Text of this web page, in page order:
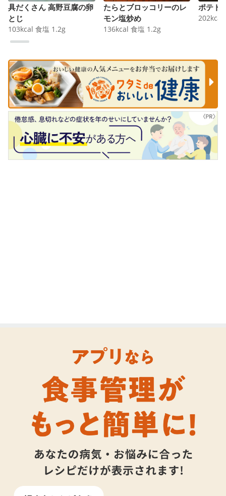
具だくさん 高野豆腐の卵
とじ
103kcal 食塩 1.2g
たらとブロッコリーのレ
モン塩炒め
136kcal 食塩 1.2g
ポテト
202kcal